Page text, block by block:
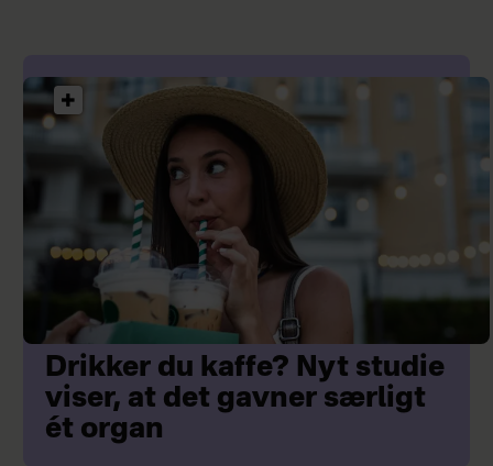
Drikker du kaffe? Nyt studie
viser, at det gavner særligt
ét organ